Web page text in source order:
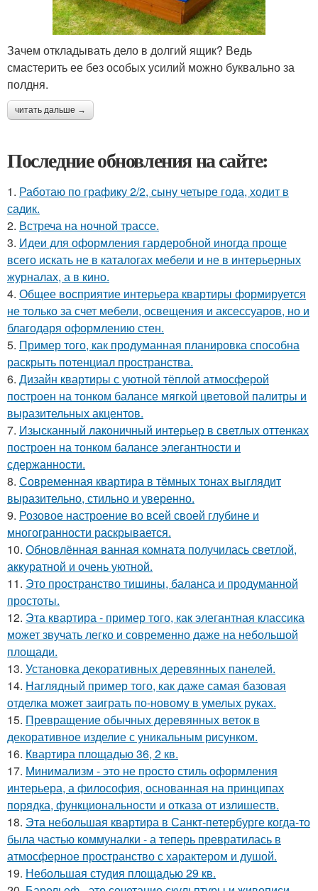
Зачем откладывать дело в долгий ящик? Ведь
смастерить ее без особых усилий можно буквально за
полдня.
читать дальше →
Последние обновления на сайте:
1. Работаю по графику 2/2, сыну четыре года, ходит в
садик.
2. Встреча на ночной трассе.
3. Идеи для оформления гардеробной иногда проще
всего искать не в каталогах мебели и не в интерьерных
журналах, а в кино.
4. Общее восприятие интерьера квартиры формируется
не только за счет мебели, освещения и аксессуаров, но и
благодаря оформлению стен.
5. Пример того, как продуманная планировка способна
раскрыть потенциал пространства.
6. Дизайн квартиры с уютной тёплой атмосферой
построен на тонком балансе мягкой цветовой палитры и
выразительных акцентов.
7. Изысканный лаконичный интерьер в светлых оттенках
построен на тонком балансе элегантности и
сдержанности.
8. Современная квартира в тёмных тонах выглядит
выразительно, стильно и уверенно.
9. Розовое настроение во всей своей глубине и
многогранности раскрывается.
10. Обновлённая ванная комната получилась светлой,
аккуратной и очень уютной.
11. Это пространство тишины, баланса и продуманной
простоты.
12. Эта квартира - пример того, как элегантная классика
может звучать легко и современно даже на небольшой
площади.
13. Установка декоративных деревянных панелей.
14. Наглядный пример того, как даже самая базовая
отделка может заиграть по-новому в умелых руках.
15. Превращение обычных деревянных веток в
декоративное изделие с уникальным рисунком.
16. Квартира площадью 36, 2 кв.
17. Минимализм - это не просто стиль оформления
интерьера, а философия, основанная на принципах
порядка, функциональности и отказа от излишеств.
18. Эта небольшая квартира в Санкт-петербурге когда-то
была частью коммуналки - а теперь превратилась в
атмосферное пространство с характером и душой.
19. Небольшая студия площадью 29 кв.